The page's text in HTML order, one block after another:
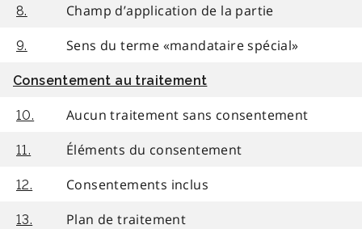
8. Champ d’application de la partie
9. Sens du terme «mandataire spécial»
Consentement au traitement
10. Aucun traitement sans consentement
11. Éléments du consentement
12. Consentements inclus
13. Plan de traitement